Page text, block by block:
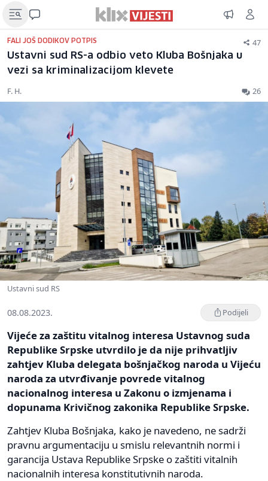
FALI JOŠ DODIKOV POTPIS 47
Ustavni sud RS-a odbio veto Kluba Bošnjaka u
vezi sa kriminalizacijom klevete
F. H. 26
Ustavni sud RS
08.08.2023. Podijeli
Vijeće za zaštitu vitalnog interesa Ustavnog suda
Republike Srpske utvrdilo je da nije prihvatljiv
zahtjev Kluba delegata bošnjačkog naroda u Vijeću
naroda za utvrđivanje povrede vitalnog
nacionalnog interesa u Zakonu o izmjenama i
dopunama Krivičnog zakonika Republike Srpske.
Zahtjev Kluba Bošnjaka, kako je navedeno, ne sadrži
pravnu argumentaciju u smislu relevantnih normi i
garancija Ustava Republike Srpske o zaštiti vitalnih
nacionalnih interesa konstitutivnih naroda.